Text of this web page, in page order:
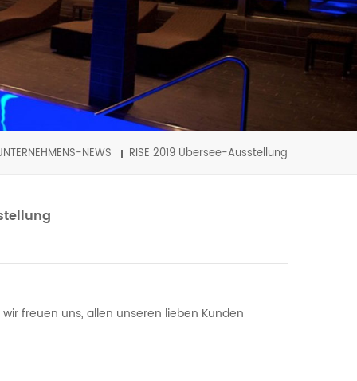
NEWS RISE 2019 Übersee-Ausstellung
freuen uns, allen unseren lieben Kunden